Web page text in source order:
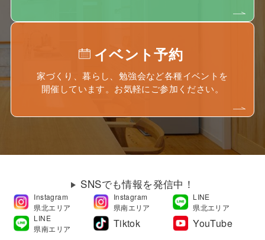
イベント予約
家づくり、暮らし、勉強会など各種イベントを
開催しています。お気軽にご参加ください。
SNSでも情報を発信中！
Instagram
県北エリア
Instagram
県南エリア
LINE
県北エリア
LINE
県南エリア
Tiktok YouTube